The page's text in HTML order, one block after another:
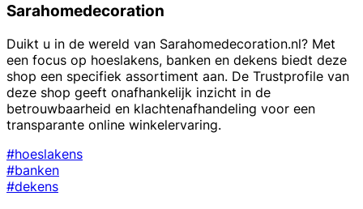
Sarahomedecoration
Duikt u in de wereld van Sarahomedecoration.nl? Met
een focus op hoeslakens, banken en dekens biedt deze
shop een specifiek assortiment aan. De Trustprofile van
deze shop geeft onafhankelijk inzicht in de
betrouwbaarheid en klachtenafhandeling voor een
transparante online winkelervaring.
#hoeslakens
#banken
#dekens